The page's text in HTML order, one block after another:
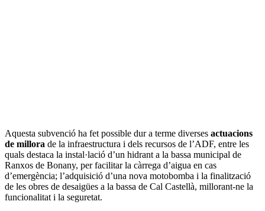
Aquesta subvenció ha fet possible dur a terme diverses actuacions
de millora de la infraestructura i dels recursos de l’ADF, entre les
quals destaca la instal·lació d’un hidrant a la bassa municipal de
Ranxos de Bonany, per facilitar la càrrega d’aigua en cas
d’emergència; l’adquisició d’una nova motobomba i la finalització
de les obres de desaigües a la bassa de Cal Castellà, millorant-ne la
funcionalitat i la seguretat.